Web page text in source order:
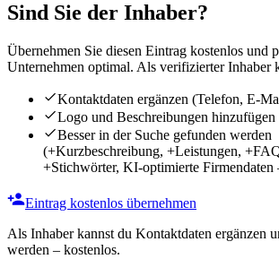
Sind Sie der Inhaber?
Übernehmen Sie diesen Eintrag kostenlos und
Unternehmen optimal. Als verifizierter Inhaber
Kontaktdaten ergänzen (Telefon, E-
Logo und Beschreibungen hinzufügen
Besser in der Suche gefunden werden
(+Kurzbeschreibung, +Leistungen,
+Stichwörter, KI-optimierte
Eintrag kostenlos übernehmen
Als Inhaber kannst du Kontaktdaten ergänzen
werden – kostenlos.